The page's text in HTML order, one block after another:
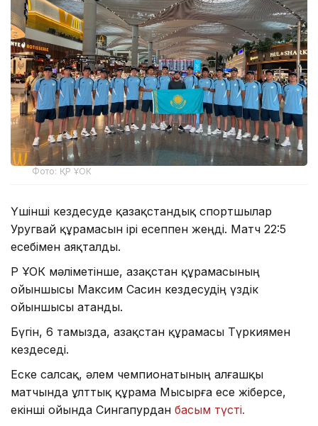
Фото: ҚР ҰОК
Үшінші кездесуде қазақстандық спортшылар
Уругвай құрамасын ірі есеппен жеңді. Матч 22:5
есебімен аяқталды.
ҚР ҰОК мәліметінше, Қазақстан құрамасының
ойыншысы Максим Сасин кездесудің үздік
ойыншысы атанды.
Бүгін, 6 тамызда, Қазақстан құрамасы Түркиямен
кездеседі.
Еске салсақ, әлем чемпионатының алғашқы
матчында ұлттық құрама Мысырға есе жіберсе,
екінші ойында Сингапурдан басым түсті.